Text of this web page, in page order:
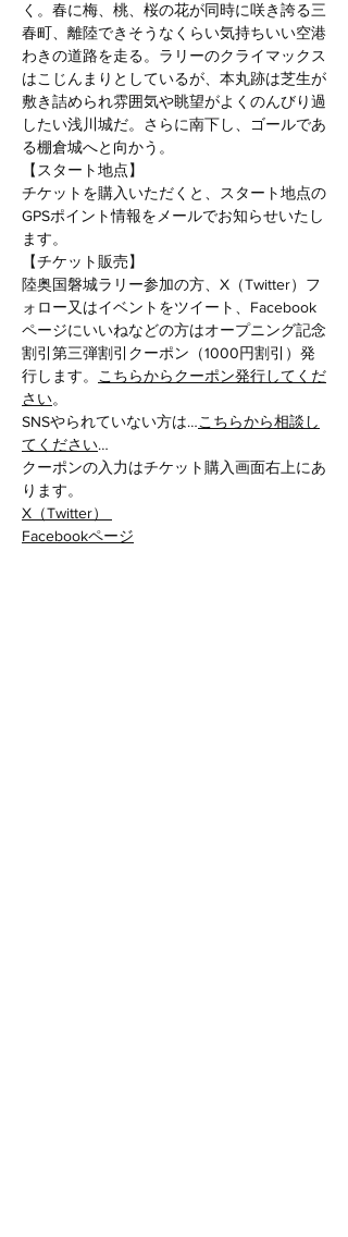
く。春に梅、桃、桜の花が同時に咲き誇る三
春町、離陸できそうなくらい気持ちいい空港
わきの道路を走る。ラリーのクライマックス
はこじんまりとしているが、本丸跡は芝生が
敷き詰められ雰囲気や眺望がよくのんびり過
したい浅川城だ。さらに南下し、ゴールであ
る棚倉城へと向かう。
【スタート地点】
チケットを購入いただくと、スタート地点の
GPSポイント情報をメールでお知らせいたし
ます。
【チケット販売】
陸奥国磐城ラリー参加の方、X（Twitter）フ
ォロー又はイベントをツイート、Facebook
ページにいいねなどの方はオープニング記念
割引第三弾割引クーポン（1000円割引）発
行します。
こちらからクーポン発行してくだ
さい。
SNSやられていない方は…こちらから相談し
てください…
クーポンの入力はチケット購入画面右上にあ
ります。
X（Twitter）
Facebookページ